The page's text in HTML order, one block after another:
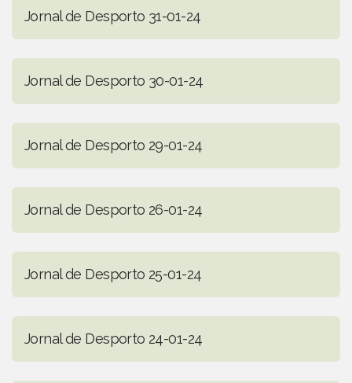
Jornal de Desporto 31-01-24
Jornal de Desporto 30-01-24
Jornal de Desporto 29-01-24
Jornal de Desporto 26-01-24
Jornal de Desporto 25-01-24
Jornal de Desporto 24-01-24